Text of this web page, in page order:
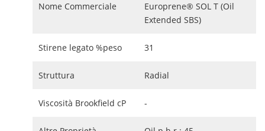
Nome Commerciale
Europrene® SOL T (Oil
Extended SBS)
Stirene legato %peso 31
Struttura Radial
Viscosità Brookfield cP -